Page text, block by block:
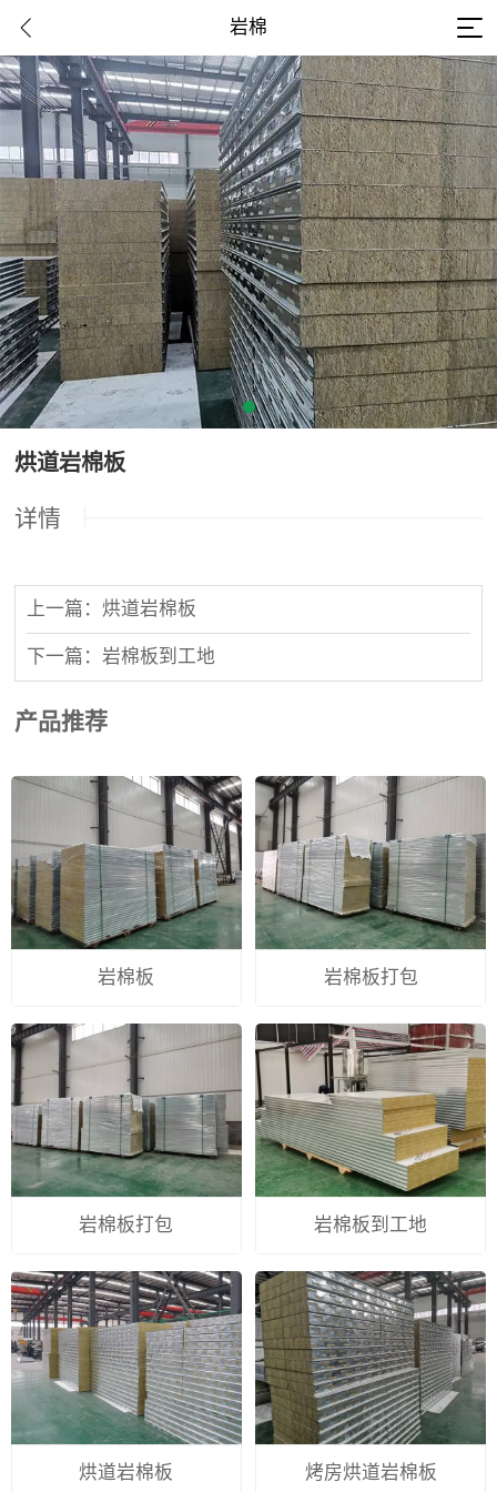
岩棉
烘道岩棉板
详情
上一篇：烘道岩棉板
下一篇：岩棉板到工地
产品推荐
岩棉板 岩棉板打包
岩棉板打包 岩棉板到工地
烘道岩棉板 烤房烘道岩棉板